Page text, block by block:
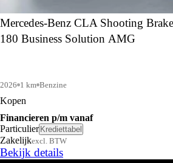
Mercedes-Benz CLA Shooting Brake
180 Business Solution AMG
2026 1 km Benzine
Kopen
Financieren p/m vanaf
Particulier Krediettabel
Zakelijkexcl. BTW
Bekijk details